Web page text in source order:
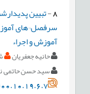
8
-تبیین
سرفصل¬های
آموزش و اجراء
حانیه جعفریان
سید حسن حاتمی